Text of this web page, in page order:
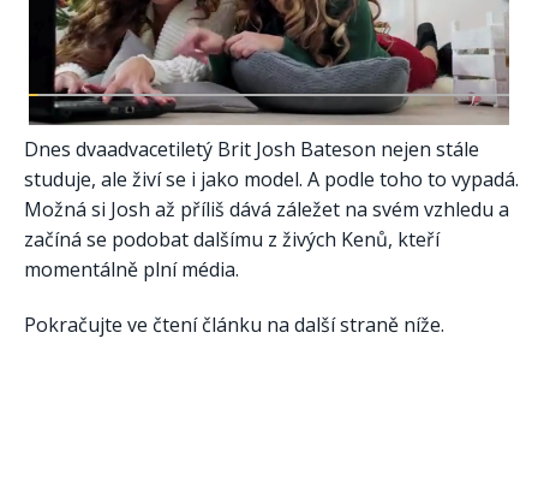
Dnes dvaadvacetiletý Brit Josh Bateson nejen stále
studuje, ale živí se i jako model. A podle toho to vypadá.
Možná si Josh až příliš dává záležet na svém vzhledu a
začíná se podobat dalšímu z živých Kenů, kteří
momentálně plní média.
Pokračujte ve čtení článku na další straně níže.